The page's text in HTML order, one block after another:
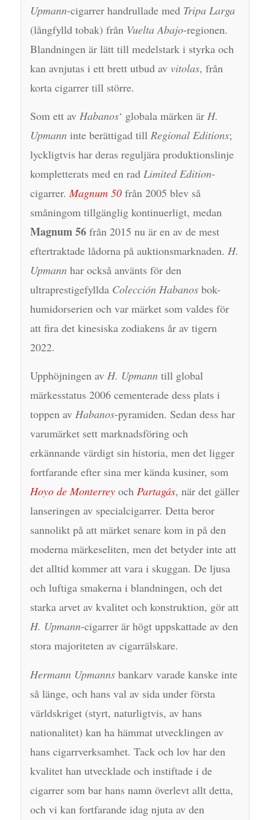
Upmann-cigarrer handrullade med Tripa Larga
(långfylld tobak) från Vuelta Abajo-regionen.
Blandningen är lätt till medelstark i styrka och
kan avnjutas i ett brett utbud av vitolas, från
korta cigarrer till större.
Som ett av Habanos‘ globala märken är H.
Upmann inte berättigad till Regional Editions;
lyckligtvis har deras reguljära produktionslinje
kompletterats med en rad Limited Edition-
cigarrer.Magnum 50från 2005 blev så
småningom tillgänglig kontinuerligt, medan
Magnum 56från 2015 nu är en av de mest
eftertraktade lådorna på auktionsmarknaden. H.
Upmann har också använts för den
ultraprestigefyllda Colección Habanosbok-
humidorserien och var märket som valdes för
att fira det kinesiska zodiakens år av tigern
2022.
Upphöjningen av H. Upmann till global
märkesstatus 2006 cementerade dess plats i
toppen av Habanos-pyramiden. Sedan dess har
varumärket sett marknadsföring och
erkännande värdigt sin historia, men det ligger
fortfarande efter sina mer kända kusiner, som
Hoyo de Monterreyoch Partagás, när det gäller
lanseringen av specialcigarrer. Detta beror
sannolikt på att märket senare kom in på den
moderna märkeseliten, men det betyder inte att
det alltid kommer att vara i skuggan. De ljusa
och luftiga smakerna i blandningen, och det
starka arvet av kvalitet och konstruktion, gör att
H. Upmann-cigarrer är högt uppskattade av den
stora majoriteten av cigarrälskare.
Hermann Upmannsbankarv varade kanske inte
så länge, och hans val av sida under första
världskriget (styrt, naturligtvis, av hans
nationalitet) kan ha hämmat utvecklingen av
hans cigarrverksamhet. Tack och lov har den
kvalitet han utvecklade och instiftade i de
cigarrer som bar hans namn överlevt allt detta,
och vi kan fortfarande idag njuta av den